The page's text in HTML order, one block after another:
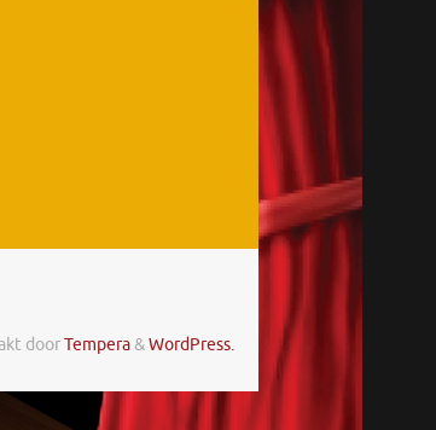
doorTempera&WordPress.